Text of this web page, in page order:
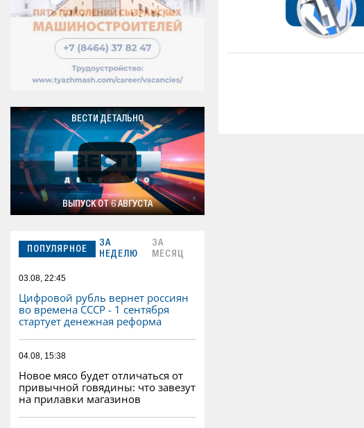
ВЕСТИ ДЕТАЛЬНО
ВЫПУСК ОТ 6 АВГУСТА
ПОПУЛЯРНОЕ
ЗА
НЕДЕЛЮ
ЗА
МЕСЯЦ
03.08, 22:45
Цифровой рубль вернет россиян
во времена СССР - 1 сентября
стартует денежная реформа
04.08, 15:38
Новое мясо будет отличаться от
привычной говядины: что завезут
на прилавки магазинов